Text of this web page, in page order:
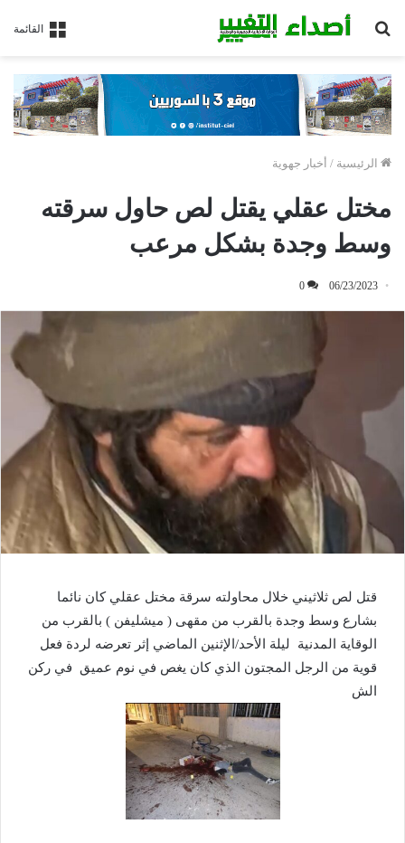
القائمة
الرئيسية / أخبار جهوية
مختل عقلي يقتل لص حاول سرقته
وسط وجدة بشكل مرعب
06/23/2023
0
قتل لص ثلاثيني خلال محاولته سرقة مختل عقلي كان نائما
بشارع وسط وجدة بالقرب من مقهى ( ميشليفن ) بالقرب من
الوقاية المدنية ليلة الأحد/الإثنين الماضي إثر تعرضه لردة فعل
قوية من الرجل المجتون الذي كان يغص في نوم عميق في ركن
الش